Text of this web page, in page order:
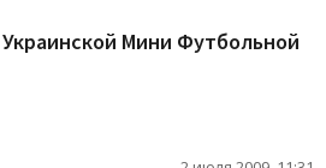
Мини Футбольной